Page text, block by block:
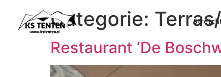
Categorie:
Restaurant ‘De